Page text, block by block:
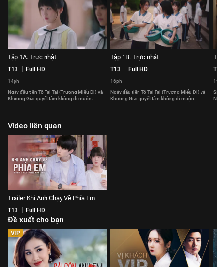
Tập 1A. Trực nhật
T13 Full HD
14ph
Ngày đầu tiên Tô Tại Tại (Trương Miểu Di) và
Khương Giai quyết tâm không đi muộn.
Tập 1B. Trực nhật
T13 Full HD
16ph
Ngày đầu tiên Tô Tại Tại (Trương Miểu Di) và
Khương Giai quyết tâm không đi muộn.
Video liên quan
Trailer Khi Anh Chạy Về Phía Em
T13 Full HD
Đề xuất cho bạn
VIP